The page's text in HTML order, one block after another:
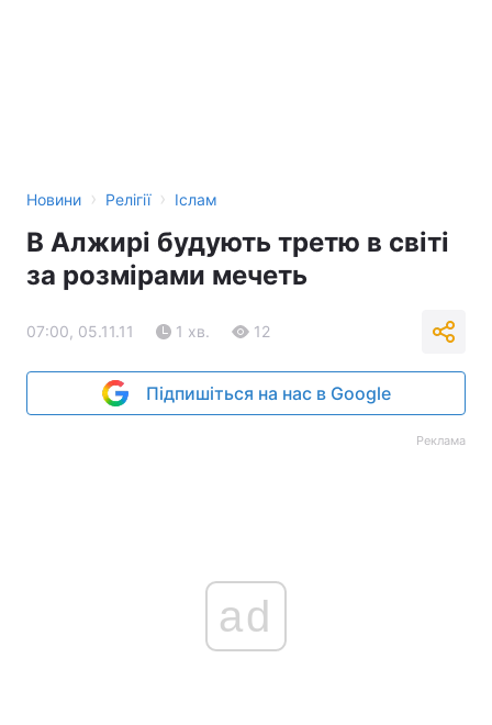
Новини › Релігії › Іслам
В Алжирі будують третю в світі
за розмірами мечеть
07:00, 05.11.11 1 хв. 12
Підпишіться на нас в Google
Реклама
ad